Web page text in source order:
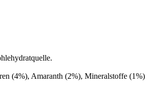
(4%), Amaranth (2%), Mineralstoffe (1%)